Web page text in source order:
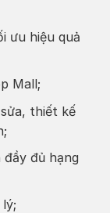
ưu hiệu quả
Mall;
thiết kế
đủ hạng